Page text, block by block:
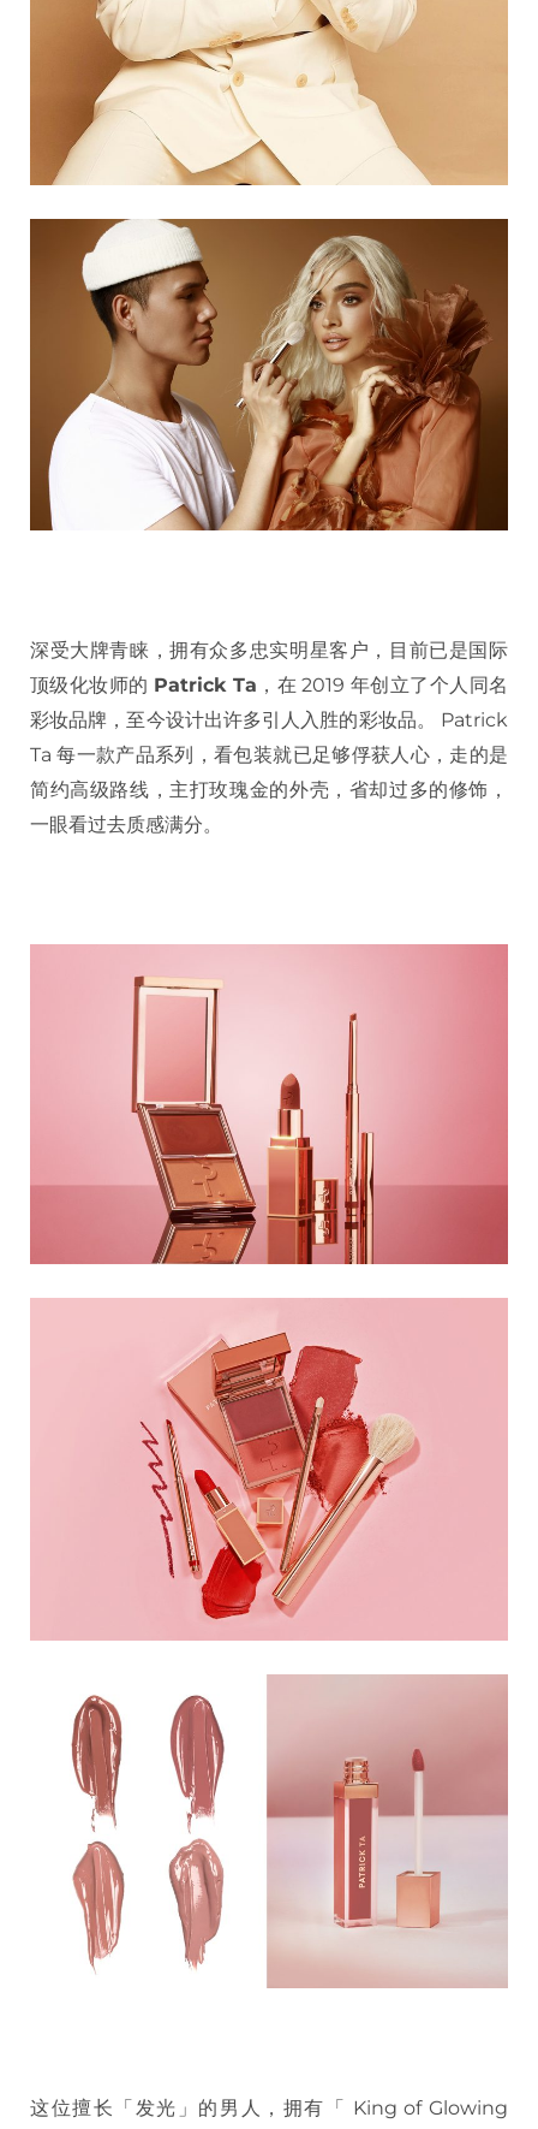
深受大牌青睐，拥有众多忠实明星客户，目前已是国际
顶级化妆师的 Patrick Ta ，在 2019 年创立了个人同名
彩妆品牌，至今设计出许多引人入胜的彩妆品。 Patrick
Ta 每一款产品系列，看包装就已足够俘获人心，走的是
简约高级路线，主打玫瑰金的外壳，省却过多的修饰，
一眼看过去质感满分。
这位擅长「发光」的男人，拥有「 King of Glowing